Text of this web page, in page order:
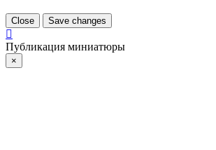
Close Save changes
Публикация миниатюры
×